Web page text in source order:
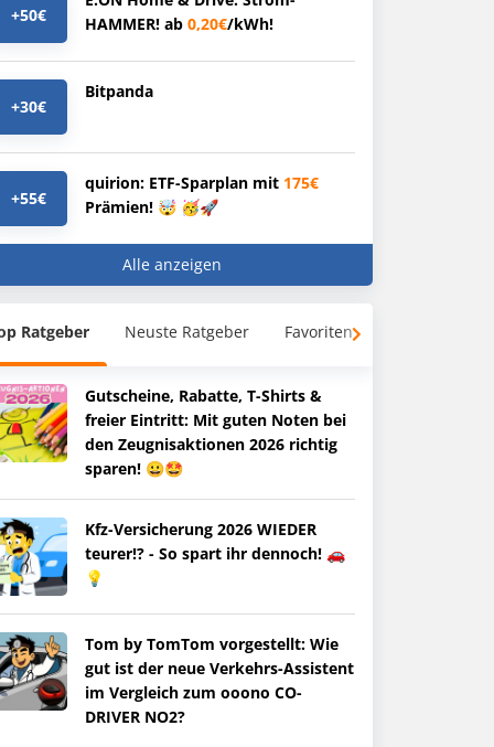
+50€
HAMMER! ab 0,20€/kWh!
+30€
Bitpanda
+55€
quirion: ETF-Sparplan mit 175€
Prämien! 🤯 🥳🚀
Alle anzeigen
Ratgeber Neuste Ratgeber Favoriten
Gutscheine, Rabatte, T-Shirts &
freier Eintritt: Mit guten Noten bei
den Zeugnisaktionen 2026 richtig
sparen! 😀🤩
Kfz-Versicherung 2026 WIEDER
teurer!? - So spart ihr dennoch! 🚗
💡
Tom by TomTom vorgestellt: Wie
gut ist der neue Verkehrs-Assistent
im Vergleich zum ooono CO-
DRIVER NO2?